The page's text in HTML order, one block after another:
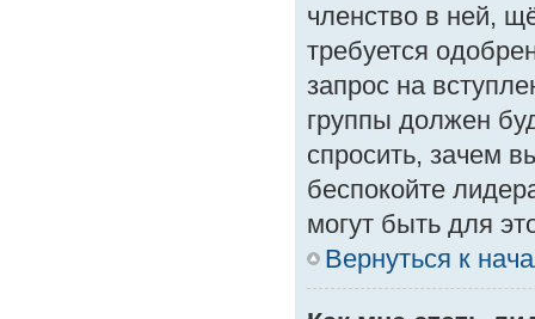
членство в ней,
требуется
запрос на
группы должен
спросить, зачем
беспокойте
могут быть для
Вернуться к